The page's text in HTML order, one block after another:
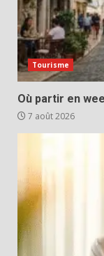
Tourisme
Où partir en
7 août 2026